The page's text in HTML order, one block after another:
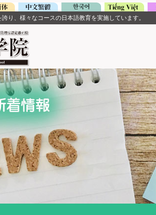
り、様々なコースの日本語教育を実施しています。